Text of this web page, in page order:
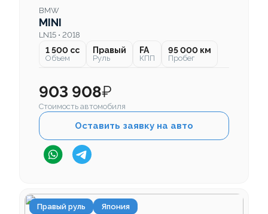
BMW
MINI
LN15 • 2018
1 500 cc
Объем
Правый
Руль
FA
КПП
95 000 км
Пробег
903 908₽
Стоимость автомобиля
Оставить заявку на авто
Правый руль Япония